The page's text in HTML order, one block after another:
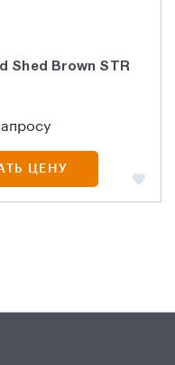
Shed Brown STR
ЦЕНУ